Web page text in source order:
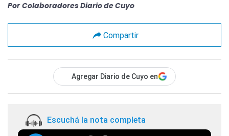
Por Colaboradores Diario de Cuyo
Compartir
Agregar Diario de Cuyo en
Escuchá la nota completa